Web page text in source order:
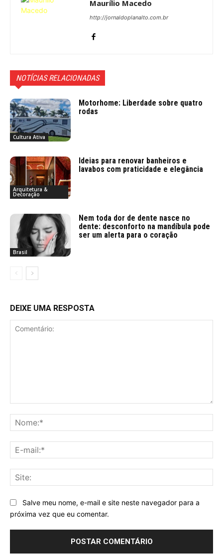
Maurílio Macedo
http://jornaldoplanalto.com.br
NOTÍCIAS RELACIONADAS
Cultura Ativa
Motorhome: Liberdade sobre quatro
rodas
Arquitetura &
Decoração
Ideias para renovar banheiros e
lavabos com praticidade e elegância
Brasil
Nem toda dor de dente nasce no
dente: desconforto na mandíbula pode
ser um alerta para o coração
DEIXE UMA RESPOSTA
Salve meu nome, e-mail e site neste navegador para a
próxima vez que eu comentar.